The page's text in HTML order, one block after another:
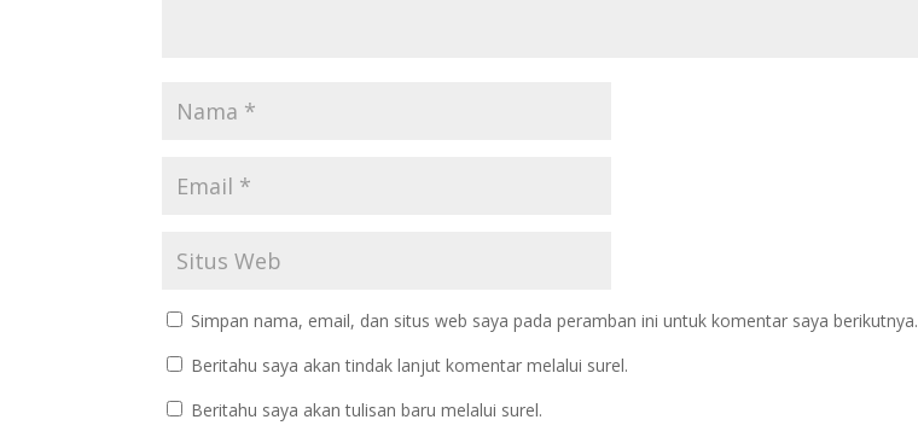
Simpan nama, email, dan situs web saya pada peramban ini untuk komentar saya berikutnya.
Beritahu saya akan tindak lanjut komentar melalui surel.
Beritahu saya akan tulisan baru melalui surel.